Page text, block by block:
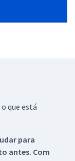
que está
para
antes. Com